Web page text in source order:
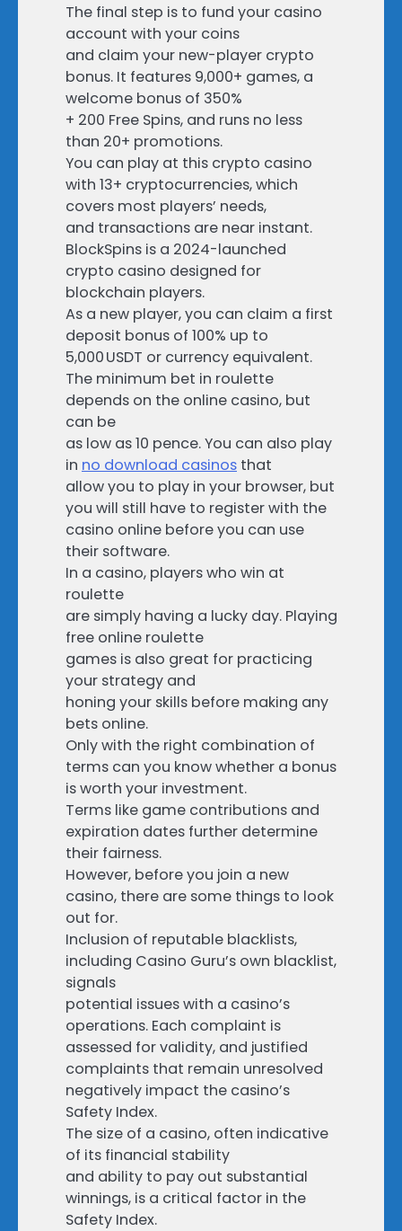
The final step is to fund your casino
account with your coins
and claim your new-player crypto
bonus. It features 9,000+ games, a
welcome bonus of 350%
+ 200 Free Spins, and runs no less
than 20+ promotions.
You can play at this crypto casino
with 13+ cryptocurrencies, which
covers most players’ needs,
and transactions are near instant.
BlockSpins is a 2024-launched
crypto casino designed for
blockchain players.
As a new player, you can claim a first
deposit bonus of 100% up to
5,000 USDT or currency equivalent.
The minimum bet in roulette
depends on the online casino, but
can be
as low as 10 pence. You can also play
in no download casinos that
allow you to play in your browser, but
you will still have to register with the
casino online before you can use
their software.
In a casino, players who win at
roulette
are simply having a lucky day. Playing
free online roulette
games is also great for practicing
your strategy and
honing your skills before making any
bets online.
Only with the right combination of
terms can you know whether a bonus
is worth your investment.
Terms like game contributions and
expiration dates further determine
their fairness.
However, before you join a new
casino, there are some things to look
out for.
Inclusion of reputable blacklists,
including Casino Guru’s own blacklist,
signals
potential issues with a casino’s
operations. Each complaint is
assessed for validity, and justified
complaints that remain unresolved
negatively impact the casino’s
Safety Index.
The size of a casino, often indicative
of its financial stability
and ability to pay out substantial
winnings, is a critical factor in the
Safety Index.